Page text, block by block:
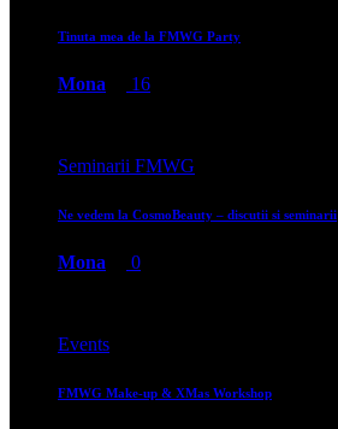
Tinuta mea de la FMWG Party
Mona 16
Seminarii FMWG
Ne vedem la CosmoBeauty – discutii si seminarii
Mona 0
Events
FMWG Make-up & XMas Workshop